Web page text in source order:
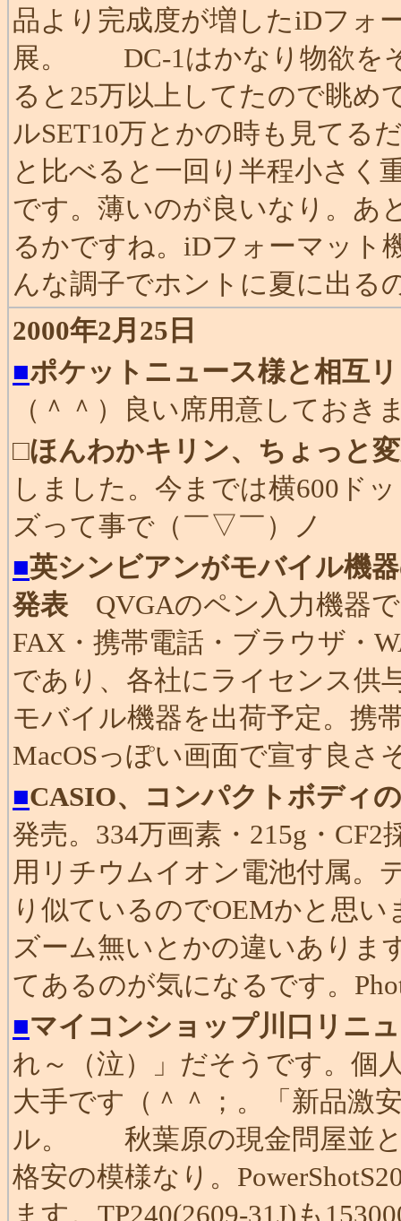
品より完成度が増したiDフォ
展。 DC-1はかなり物欲を
ると25万以上してたので眺め
ルSET10万とかの時も見てる
と比べると一回り半程小さく
です。薄いのが良いなり。あ
るかですね。iDフォーマット
んな調子でホントに夏に出る
2000年2月25日
■ポケットニュース様と相互
（＾＾）良い席用意しておき
□ほんわかキリン、ちょっと
しました。今までは横600ド
ズって事で（￣▽￣）ノ
■英シンビアンがモバイル機
発表 QVGAのペン入力機器
FAX・携帯電話・ブラウザ・
であり、各社にライセンス供
モバイル機器を出荷予定。
MacOSっぽい画面で宣す良さ
■CASIO、コンパクトボディ
発売。334万画素・215g・
用リチウムイオン電池付属
り似ているのでOEMかと思
ズーム無いとかの違いありま
てあるのが気になるです。
■マイコンショップ川口リニ
れ～（泣）」だそうです。個
大手です（＾＾；。「新品激
ル。 秋葉原の現金問屋並と
格安の模様なり。
ます。TP240(2609-31J)も